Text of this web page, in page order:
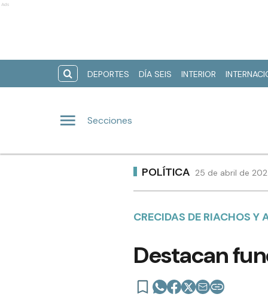
Ads
DEPORTES DÍA SEIS INTERIOR
Secciones
POLÍTICA 25 de abril de
CRECIDAS DE RIACHOS Y
Destacan